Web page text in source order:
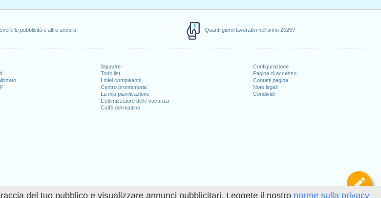
del tuo pubblico e visualizzare annunci pubblicitari. Leggete il nostro norme sulla privacy .
le pubblicità e altro ancora Quanti giorni lavorativi nell'anno 2026?
Squadre
Todo list
I miei compleanni
Centro promemoria
La mia pianificazione
L'ottimizzatore delle vacanza
Caffè del mattino
Configurazione
Pagina di accesso
Contatti pagina
Note legali
Condividi